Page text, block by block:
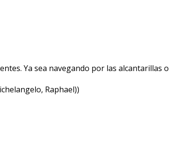
Ya sea navegando por las alcantarillas o
Raphael))